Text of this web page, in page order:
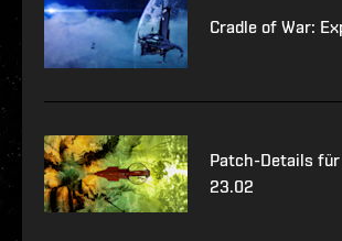
Cradle of War:
Patch-Details
23.02